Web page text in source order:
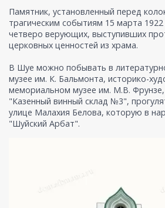
Памятник, установленный перед
трагическим событиям 15 марта 1922
четверо верующих, выступивших
церковных ценностей из храма.
В Шуе можно побывать в
музее им. К. Бальмонта, историко-
мемориальном музее им. М.В.
"Казенный винный склад №3",
улице Малахия Белова, которую в
"Шуйский Арбат".